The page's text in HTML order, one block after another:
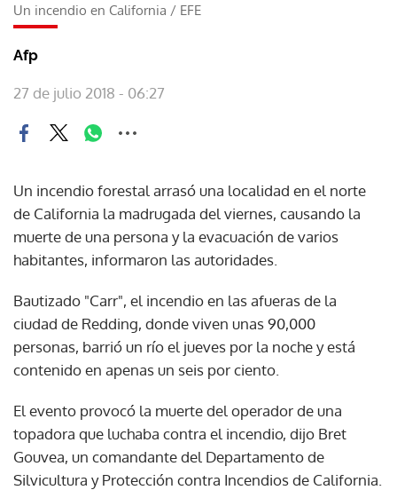
Un incendio en California / EFE
Afp
27 de julio 2018 - 06:27
Un incendio forestal arrasó una localidad en el norte
de California la madrugada del viernes, causando la
muerte de una persona y la evacuación de varios
habitantes, informaron las autoridades.
Bautizado "Carr", el incendio en las afueras de la
ciudad de Redding, donde viven unas 90,000
personas, barrió un río el jueves por la noche y está
contenido en apenas un seis por ciento.
El evento provocó la muerte del operador de una
topadora que luchaba contra el incendio, dijo Bret
Gouvea, un comandante del Departamento de
Silvicultura y Protección contra Incendios de California.